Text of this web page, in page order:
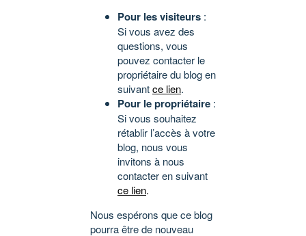
Pour les visiteurs :
Si vous avez des
questions, vous
pouvez contacter le
propriétaire du blog en
suivantce lien.
Pour le propriétaire :
Si vous souhaitez
rétablir l’accès à votre
blog, nous vous
invitons à nous
contacter en suivant
ce lien.
Nous espérons que ce blog
pourra être de nouveau